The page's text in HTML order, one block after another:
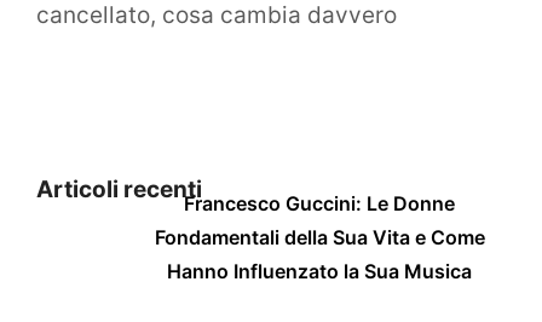
cancellato, cosa cambia davvero
Articoli recentiFrancesco Guccini: Le Donne
Fondamentali della Sua Vita e Come
Hanno Influenzato la Sua Musica